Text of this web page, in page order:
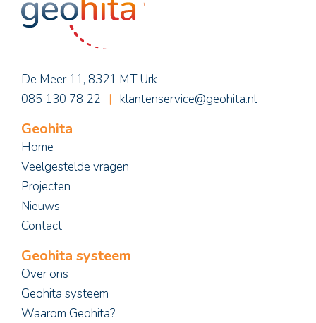
De Meer 11, 8321 MT Urk
085 130 78 22 | klantenservice@geohita.nl
Geohita
Home
Veelgestelde vragen
Projecten
Nieuws
Contact
Geohita systeem
Over ons
Geohita systeem
Waarom Geohita?